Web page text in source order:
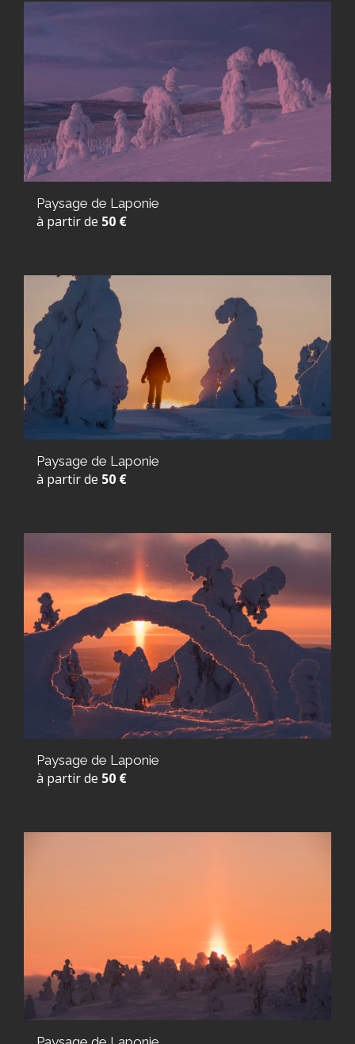
Paysage de Laponie
à partir de 50 €
Paysage de Laponie
à partir de 50 €
Paysage de Laponie
à partir de 50 €